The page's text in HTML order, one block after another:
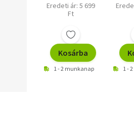
Eredeti ár: 5 699
Ft
Kosárba
1 - 2 munkanap 1 -